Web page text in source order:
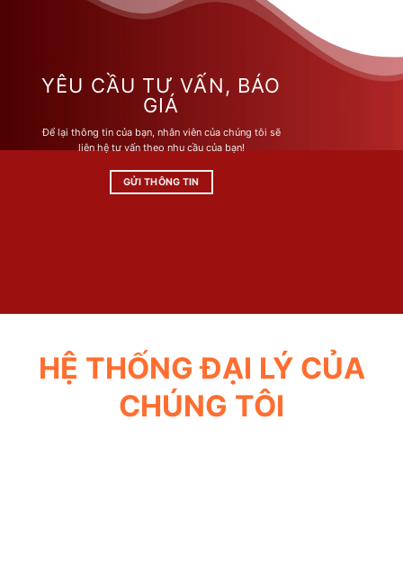
nhiều
tùy
chọn
thể
được
chọn
trên
YÊU CẦU TƯ VẤN, BÁO
GIÁ
Để lại thông tin của bạn, nhân viên của chúng tôi sẽ
liên hệ tư vấn theo nhu cầu của bạn!
GỬI THÔNG TIN
HỆ THỐNG ĐẠI LÝ CỦA
CHÚNG TÔI